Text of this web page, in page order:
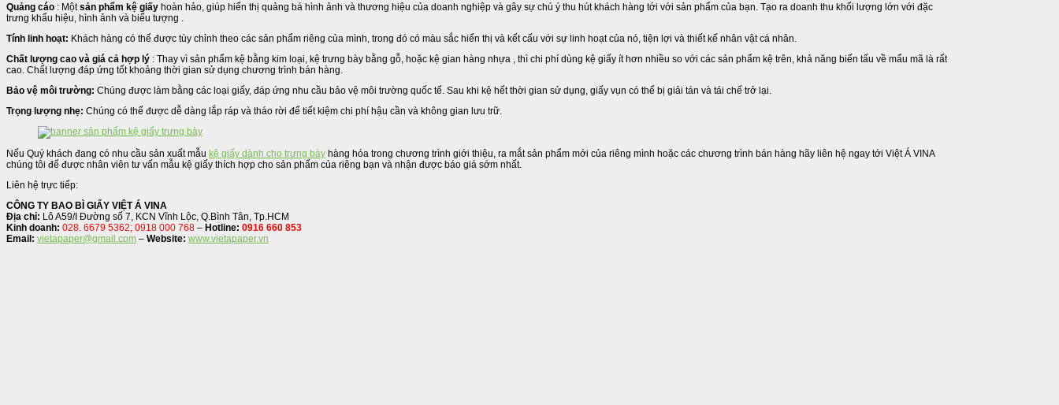
Quảng cáo : Mộtsản phẩm kệ giấy hoàn hảo, giúp hiển thị quảng bá hình ảnh và thương hiệu của doanh nghiệp và gây sự chú ý thu hút khách hàng tới với sản phẩm của bạn. Tạo ra doanh thu khối lượng lớn với đặc
trưng khẩu hiệu, hình ảnh và biểu tượng .
Tính linh hoạt: Khách hàng có thể được tùy chỉnh theo các sản phẩm riêng của mình, trong đó có màu sắc hiển thị và kết cấu với sự linh hoạt của nó, tiện lợi và thiết kế nhân vật cá nhân.
Chất lượng cao và giá cả hợp lý : Thay vì sản phẩm kệ bằng kim loại, kệ trưng bày bằng gỗ, hoặc kệ gian hàng nhựa , thì chi phí dùng kệ giấy ít hơn nhiều so với các sản phẩm kệ trên, khả năng biến tấu về mẩu mã là rất
cao. Chất lượng đáp ứng tốt khoảng thời gian sử dụng chương trình bán hàng.
Bảo vệ môi trường: Chúng được làm bằng các loại giấy, đáp ứng nhu cầu bảo vệ môi trường quốc tế. Sau khi kệ hết thời gian sử dụng, giấy vụn có thể bị giải tán và tái chế trở lại.
Trọng lượng nhẹ: Chúng có thể được dễ dàng lắp ráp và tháo rời để tiết kiệm chi phí hậu cần và không gian lưu trữ.
Nếu Quý khách đang có nhu cầu sản xuất mẫu kệ giấy dành cho trưng bày hàng hóa trong chương trình giới thiệu, ra mắt sản phẩm mới của riêng mình hoặc các chương trình bán hàng hãy liên hệ ngay tới Việt Á VINA
chúng tôi để được nhân viên tư vấn mẫu kệ giấy thích hợp cho sản phẩm của riêng bạn và nhận được báo giá sớm nhất.
Liên hệ trực tiếp:
CÔNG TY BAO BÌ GIẤY VIỆT Á VINA
Địa chỉ: Lô A59/I Đường số 7, KCN Vĩnh Lộc, Q.Bình Tân, Tp.HCM
Kinh doanh: 028. 6679 5362; 0918 000 768 – Hotline: 0916 660 853
Email: vietapaper@gmail.com – Website: www.vietapaper.vn